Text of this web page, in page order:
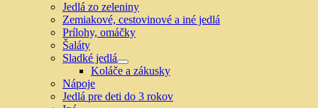
Jedlá zo zeleniny
Zemiakové, cestovinové a iné jedlá
Prílohy, omáčky
Šaláty
Sladké jedlá
Show
sub
Koláče a zákusky
Nápoje
Jedlá pre deti do 3 rokov